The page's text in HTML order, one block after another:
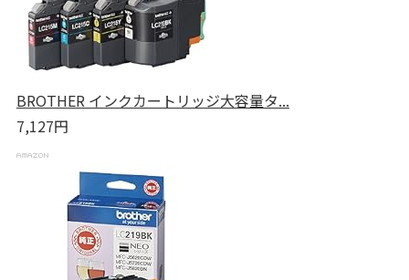
BROTHER インクカートリッジ大容量タ...
7,127円